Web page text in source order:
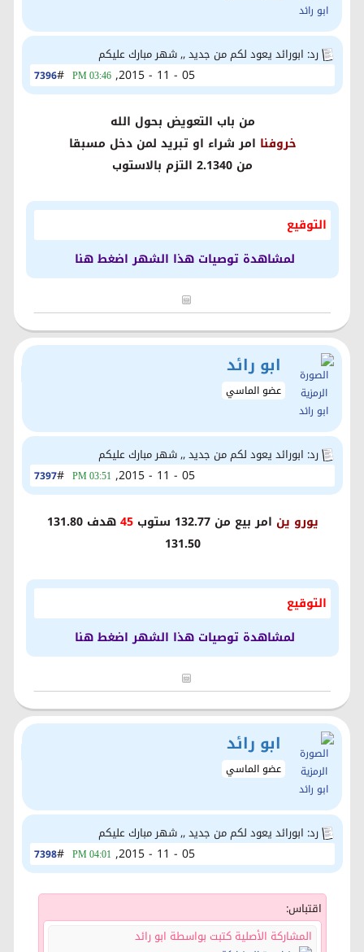
رد: ابورائد يعود لكم من جديد ,, شهر مبارك عليكم
7396# 05 - 11 - 2015,
03:46 PM
من باب التعويض بحول الله
خروفنا امر شراء او تبريد لمن دخل مسبقا
من 2.1340 التزم بالاستوب
التوقيع
لمشاهدة توصيات هذا الشهر اضغط هنا
ابو رائد
عضو الماسي
رد: ابورائد يعود لكم من جديد ,, شهر مبارك عليكم
7397# 05 - 11 - 2015,
03:51 PM
يورو ين امر بيع من 132.77 ستوب 45هدف 131.80
131.50
التوقيع
لمشاهدة توصيات هذا الشهر اضغط هنا
ابو رائد
عضو الماسي
رد: ابورائد يعود لكم من جديد ,, شهر مبارك عليكم
7398# 05 - 11 - 2015,
04:01 PM
اقتباس:
المشاركة الأصلية كتبت بواسطة ابو رائد